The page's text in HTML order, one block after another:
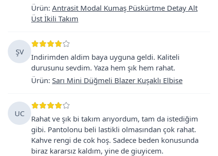
Ürün: Antrasit Modal Kumaş Püskürtme Detay Alt
Üst İkili Takım
ŞV
Indirimden aldim baya uyguna geldi. Kaliteli
durusunu sevdim. Yaza hem şık hem rahat.
Ürün: Sarı Mini Düğmeli Blazer Kuşaklı Elbise
UC
Rahat ve şık bi takım arıyordum, tam da istediğim
gibi. Pantolonu beli lastikli olmasından çok rahat.
Kahve rengi de cok hoş. Sadece beden konusunda
biraz kararsız kaldım, yine de giuyicem.